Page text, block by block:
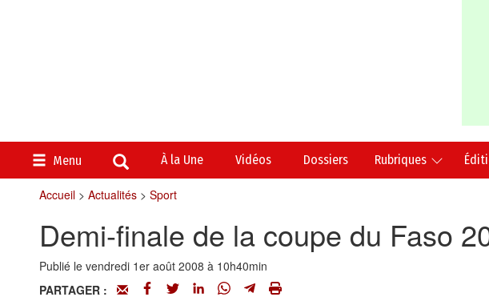
Menu À la Une Vidéos Dossiers Rubriques
Accueil> Actualités> Sport
Demi-finale de la coupe du Faso
Publié le vendredi 1er août 2008 à 10h40min
PARTAGER :